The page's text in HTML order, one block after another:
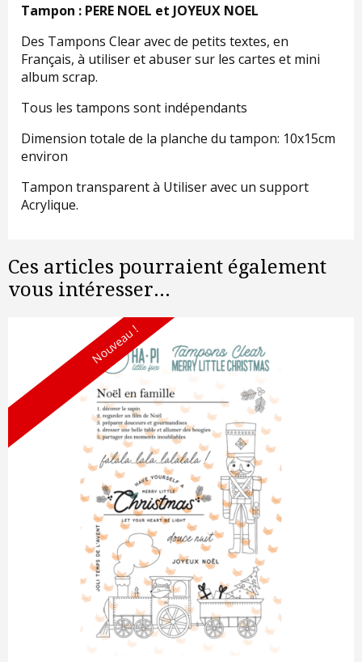
Tampon : PERE NOEL et JOYEUX NOEL
Des Tampons Clear avec de petits textes, en
Français, à utiliser et abuser sur les cartes et mini
album scrap.
Tous les tampons sont indépendants
Dimension totale de la planche du tampon: 10x15cm
environ
Tampon transparent à Utiliser avec un support
Acrylique.
Ces articles pourraient également
vous intéresser...
Nouveau !